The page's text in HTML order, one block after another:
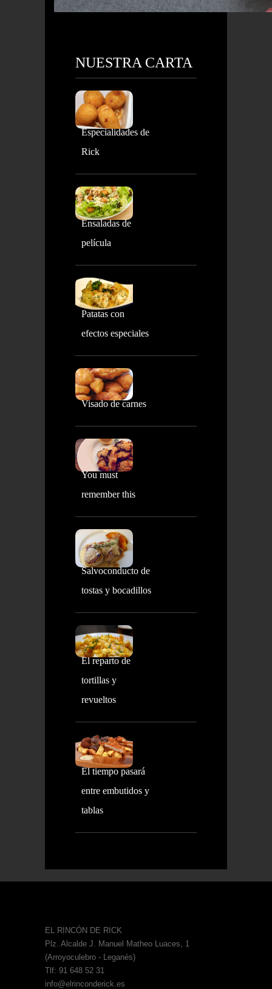
NUESTRA CARTA
Especialidades de
Rick
Ensaladas de
película
Patatas con
efectos especiales
Visado de carnes
You must
remember this
Salvoconducto de
tostas y bocadillos
El reparto de
tortillas y
revueltos
El tiempo pasará
entre embutidos y
tablas
EL RINCÓN DE RICK
Plz. Alcalde J. Manuel Matheo Luaces, 1
(Arroyoculebro - Leganés)
Tlf: 91 648 52 31
info@elrinconderick.es